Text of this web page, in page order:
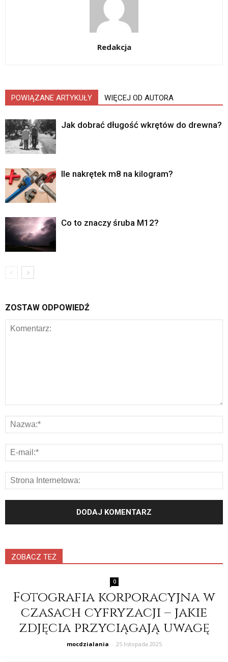
Redakcja
POWIĄZANE ARTYKUŁY WIĘCEJ OD AUTORA
Jak dobrać długość wkrętów do drewna?
Ile nakrętek m8 na kilogram?
Co to znaczy śruba M12?
ZOSTAW ODPOWIEDŹ
ZOBACZ TEŻ
0
Fotografia korporacyjna w
czasach cyfryzacji – jakie
zdjęcia przyciągają uwagę
mocdzialania - 25 listopada 2025